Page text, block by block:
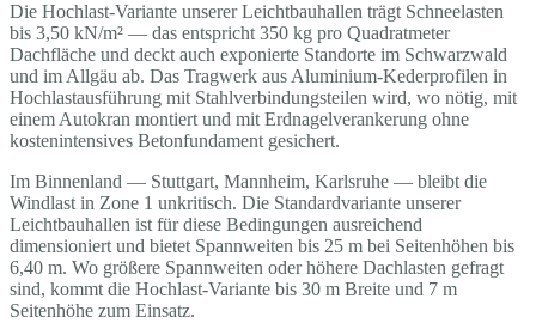
Die Hochlast-Variante unserer Leichtbauhallen trägt Schneelasten
bis 3,50 kN/m² — das entspricht 350 kg pro Quadratmeter
Dachfläche und deckt auch exponierte Standorte im Schwarzwald
und im Allgäu ab. Das Tragwerk aus Aluminium-Kederprofilen in
Hochlastausführung mit Stahlverbindungsteilen wird, wo nötig, mit
einem Autokran montiert und mit Erdnagelverankerung ohne
kostenintensives Betonfundament gesichert.
Im Binnenland — Stuttgart, Mannheim, Karlsruhe — bleibt die
Windlast in Zone 1 unkritisch. Die Standardvariante unserer
Leichtbauhallen ist für diese Bedingungen ausreichend
dimensioniert und bietet Spannweiten bis 25 m bei Seitenhöhen bis
6,40 m. Wo größere Spannweiten oder höhere Dachlasten gefragt
sind, kommt die Hochlast-Variante bis 30 m Breite und 7 m
Seitenhöhe zum Einsatz.